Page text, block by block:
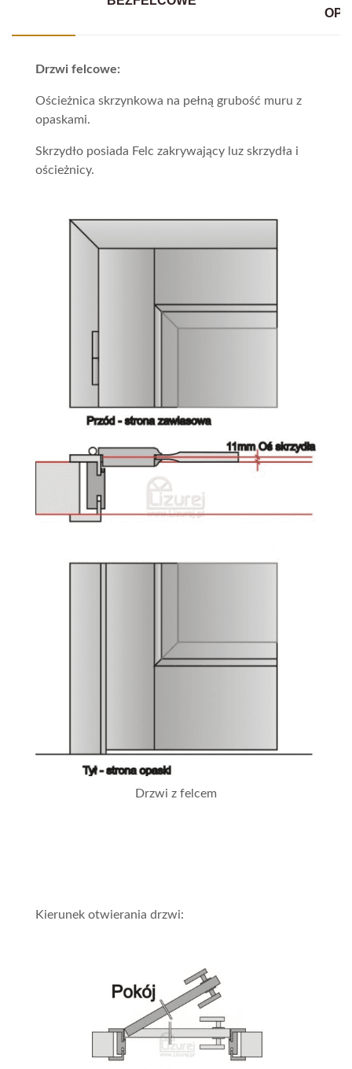
Drzwi felcowe:
Ościeżnica skrzynkowa na pełną grubość muru z
opaskami.
Skrzydło posiada Felc zakrywający luz skrzydła i
ościeżnicy.
Drzwi z felcem
Kierunek otwierania drzwi: